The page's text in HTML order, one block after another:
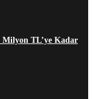
Milyon TL’ye Kadar